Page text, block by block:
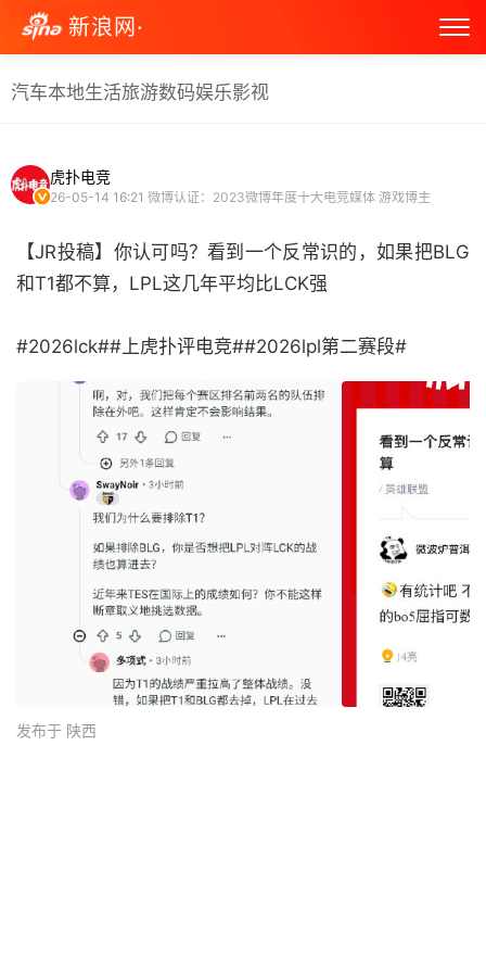
新浪网·
汽车本地生活旅游数码娱乐影视
虎扑电竞
26-05-14 16:21 微博认证：2023微博年度十大电竞媒体 游戏博主
【JR投稿】你认可吗？看到一个反常识的，如果把BLG
和T1都不算，LPL这几年平均比LCK强
#2026lck##上虎扑评电竞##2026lpl第二赛段# ​
发布于 陕西